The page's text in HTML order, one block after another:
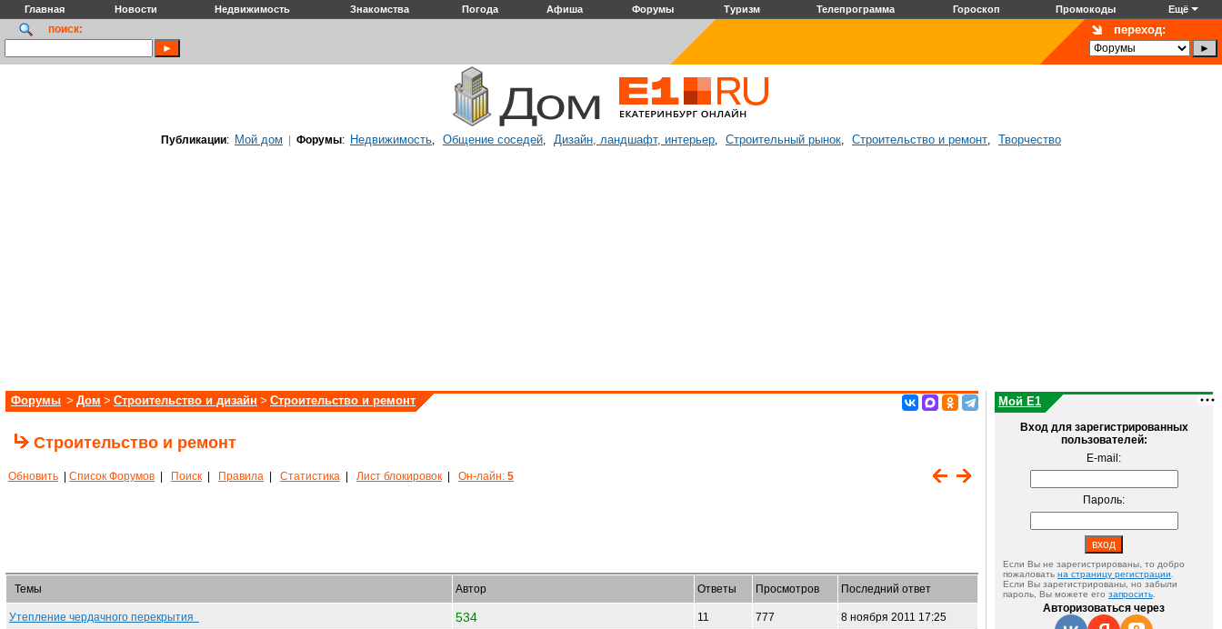
Главная Новости Недвижимость Знакомства Погода Афиша Форумы Туризм Телепрограмма Гороскоп Промокоды Ещё
поиск: переход:
Публикации: Мой дом Форумы: Недвижимость, Общение соседей, Дизайн, ландшафт, интерьер, Строительный рынок, Строительство и ремонт, Творчество
Форумы > Дом > Строительство и дизайн > Строительство и ремонт
Строительство и ремонт
Обновить Список Форумов Поиск Правила Статистика Лист блокировок Он-лайн: 5
Темы Автор Ответы Просмотров Последний ответ
Утепление чердачного перекрытия 534 11 777 8 ноября 2011 17:25
Мой E1
Вход для зарегистрированных
пользователей:
E-mail:
Пароль:
Если Вы не зарегистрированы, то добро
пожаловать на страницу регистрации
Если Вы зарегистрированы, но забыли
пароль, Вы можете его запросить
Авторизоваться через